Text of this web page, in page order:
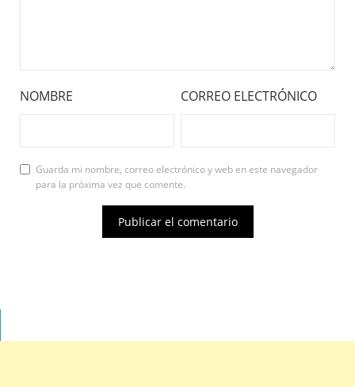
NOMBRE CORREO ELECTRÓNICO
Guarda mi nombre, correo electrónico y web en este navegador
para la próxima vez que comente.